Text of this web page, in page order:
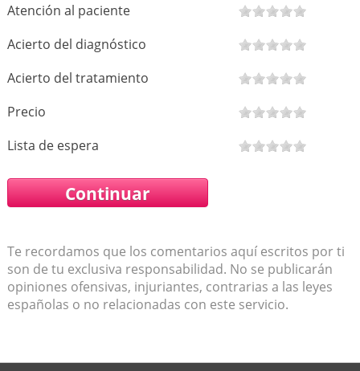
Atención al paciente
Acierto del diagnóstico
Acierto del tratamiento
Precio
Lista de espera
Te recordamos que los comentarios aquí escritos por ti
son de tu exclusiva responsabilidad. No se publicarán
opiniones ofensivas, injuriantes, contrarias a las leyes
españolas o no relacionadas con este servicio.